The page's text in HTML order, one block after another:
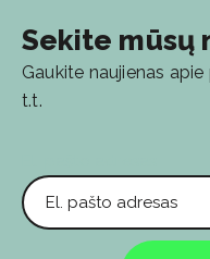
Sekite mūsų
Gaukite naujienas
t.t.